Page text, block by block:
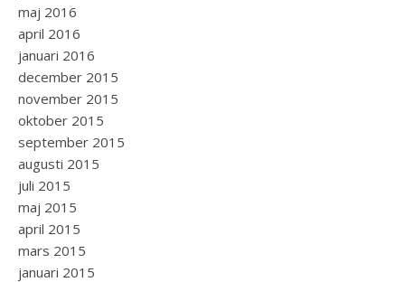
maj 2016
april 2016
januari 2016
december 2015
november 2015
oktober 2015
september 2015
augusti 2015
juli 2015
maj 2015
april 2015
mars 2015
januari 2015